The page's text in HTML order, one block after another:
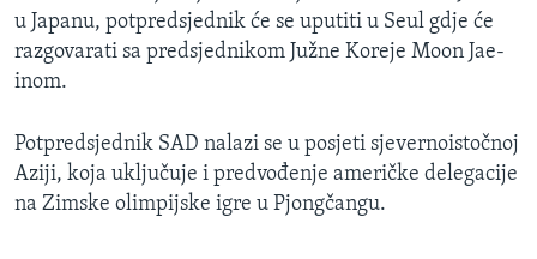
u Japanu, potpredsjednik će se uputiti u Seul gdje će
razgovarati sa predsjednikom Južne Koreje Moon Jae-
inom.
Potpredsjednik SAD nalazi se u posjeti sjevernoistočnoj
Aziji, koja uključuje i predvođenje američke delegacije
na Zimske olimpijske igre u Pjongčangu.